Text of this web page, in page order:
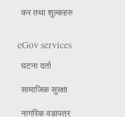
कर तथा शुल्कहरु
eGov services
घटना दर्ता
सामाजिक सुरक्षा
नागरिक वडापत्र